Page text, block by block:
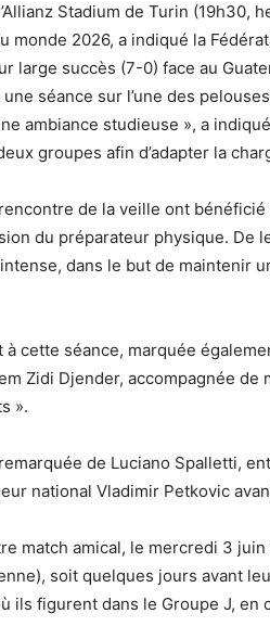
Stadium de Turin (19h30,
monde 2026, a indiqué la
large succès (7-0) face au
séance sur l’une des
ambiance studieuse », a
groupes afin d’adapter la
de la veille ont bénéficié
du préparateur physique. De
dans le but de maintenir
cette séance, marquée
Zidi Djender, accompagnée
».
de Luciano Spalletti,
national Vladimir Petkovic
match amical, le mercredi 3
soit quelques jours avant
ils figurent dans le Groupe J, en